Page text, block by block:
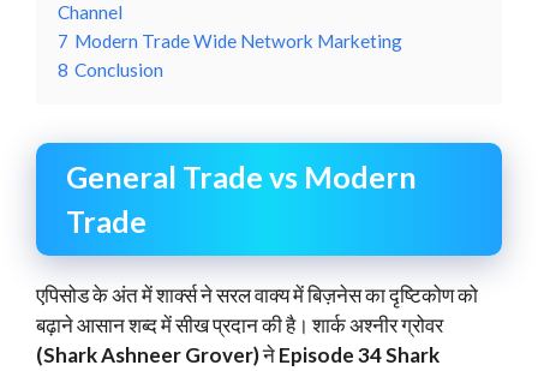
Channel
7 Modern Trade Wide Network Marketing
8 Conclusion
General Trade vs Modern
Trade
एपिसोड के अंत में शार्क्स ने सरल वाक्य में बिज़नेस का दृष्टिकोण को
बढ़ाने आसान शब्द में सीख प्रदान की है। शार्क अश्नीर ग्रोवर
(Shark Ashneer Grover)नेEpisode 34 Shark